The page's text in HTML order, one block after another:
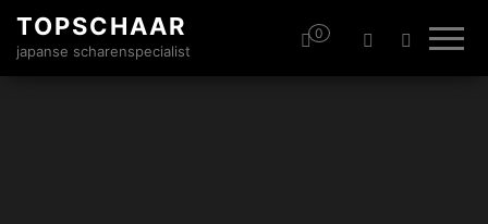
TOPSCHAAR
japanse scharenspecialist
0